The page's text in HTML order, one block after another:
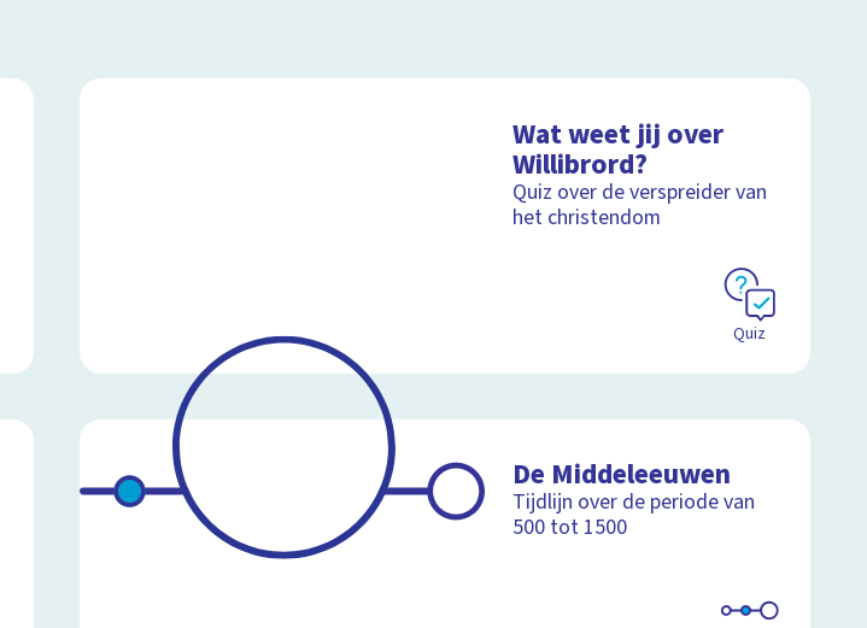
Wat weet jij over
Willibrord?
Quiz over de verspreider van
het christendom
Quiz
De Middeleeuwen
Tijdlijn over de periode van
500 tot 1500